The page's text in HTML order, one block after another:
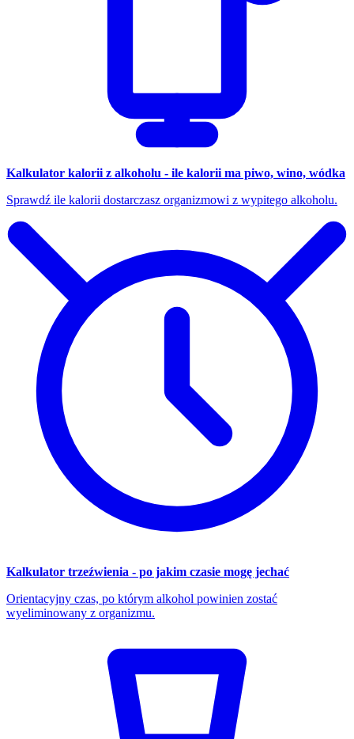
Kalkulator kalorii z alkoholu - ile kalorii ma piwo, wino, wódka
Sprawdź ile kalorii dostarczasz organizmowi z wypitego alkoholu.
Kalkulator trzeźwienia - po jakim czasie mogę jechać
Orientacyjny czas, po którym alkohol powinien zostać
wyeliminowany z organizmu.